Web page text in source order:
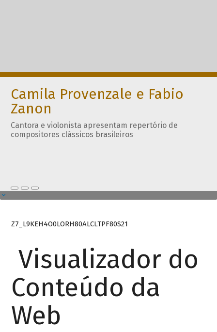
Camila Provenzale e Fabio
Zanon
Cantora e violonista apresentam repertório de
compositores clássicos brasileiros
Z7_L9KEH4O0LORH80ALCLTPF80S21
Visualizador do
Conteúdo da
Web